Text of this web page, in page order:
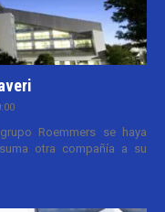
Roemmers se haya
otra compañía a su